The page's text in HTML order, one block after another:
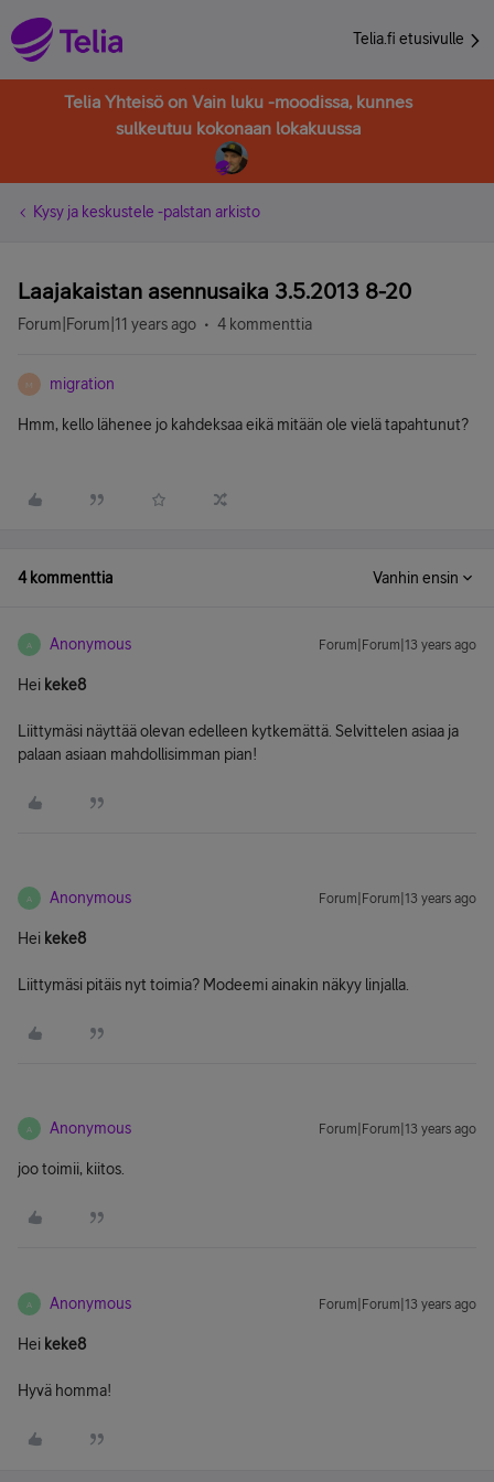
Telia.fi etusivulle
Telia Yhteisö on Vain luku -moodissa, kunnes
sulkeutuu kokonaan lokakuussa
Kysy ja keskustele -palstan arkisto
Laajakaistan asennusaika 3.5.2013 8-20
Forum|Forum|11 years ago 4 kommenttia
M migration
Hmm, kello lähenee jo kahdeksaa eikä mitään ole vielä tapahtunut?
4 kommenttia Vanhin ensin
A Anonymous Forum|Forum|13 years ago
Hei keke8
Liittymäsi näyttää olevan edelleen kytkemättä. Selvittelen asiaa ja
palaan asiaan mahdollisimman pian!
A Anonymous Forum|Forum|13 years ago
Hei keke8
Liittymäsi pitäis nyt toimia? Modeemi ainakin näkyy linjalla.
A Anonymous Forum|Forum|13 years ago
joo toimii, kiitos.
A Anonymous Forum|Forum|13 years ago
Hei keke8
Hyvä homma!